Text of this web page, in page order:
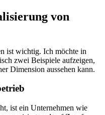
von
ist wichtig. Ich möchte in
zwei Beispiele aufzeigen,
Dimension aussehen kann.
ist ein Unternehmen wie